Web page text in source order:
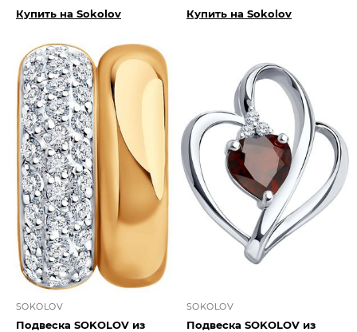
Купить на Sokolov Купить на Sokolov
SOKOLOV
Подвеска SOKOLOV из
SOKOLOV
Подвеска SOKOLOV из